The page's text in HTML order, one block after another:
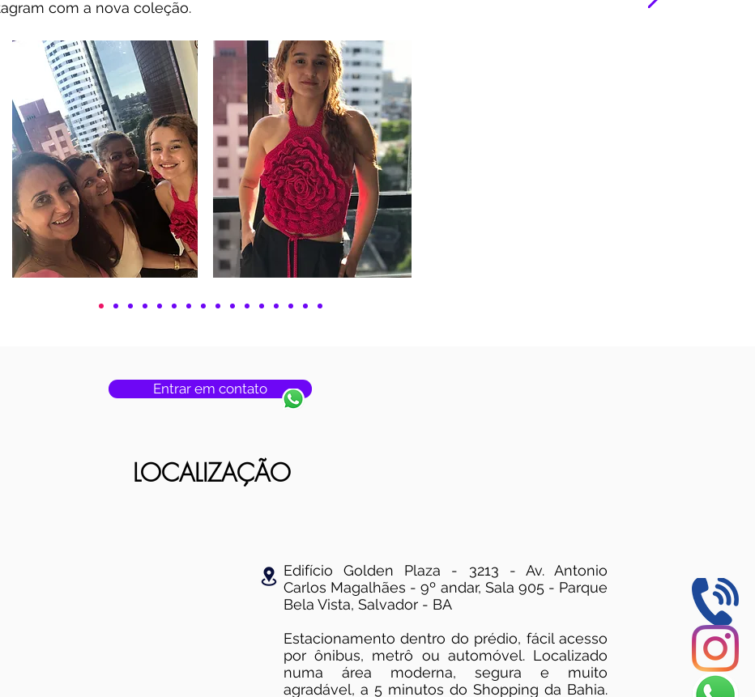
com a nova coleção.
Entrar em contato
LOCALIZAÇÃO
Edifício Golden Plaza - 3213 - Av. Antonio
Carlos Magalhães - 9º andar, Sala 905 - Parque
Bela Vista, Salvador - BA
Estacionamento dentro do prédio, fácil acesso
por ônibus, metrô ou automóvel. Localizado
numa área moderna, segura e muito
agradável, a 5 minutos do Shopping da Bahia.